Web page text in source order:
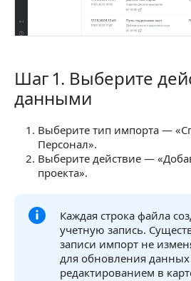
Шаг 1. Выберите действие
Шаг 1. Выберите
данными
Выберите тип импорта —
Персонал».
Выберите действие —
проекта».
Каждая строка файла
учетную запись.
записи импорт не
для обновления данных
редактированием в